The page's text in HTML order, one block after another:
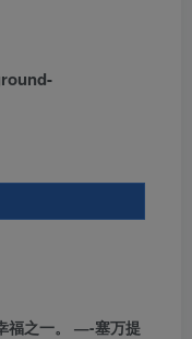
福之一。 —-塞万提